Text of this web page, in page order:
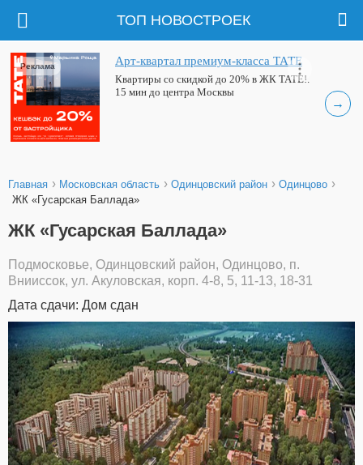
ТОП НОВОСТРОЕК
→
Арт-квартал премиум-класса ТАТЕ
Квартиры со скидкой до 20% в ЖК ТАТЕ!.
15 мин до центра Москвы
Реклама
Главная › Московская область › Одинцовский район › Одинцово ›
ЖК «Гусарская Баллада»
ЖК «Гусарская Баллада»
Подмосковье, Одинцовский район, Одинцово, п.
Внииссок, ул. Акуловская, корп. 4-8, 5, 11-13, 18-31
Дата сдачи: Дом сдан